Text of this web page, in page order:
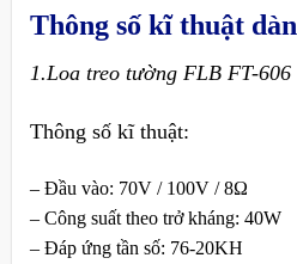
Thông số kĩ thuật
1.Loa treo tường FLB FT-606
Thông số kĩ thuật:
– Đầu vào: 70V / 100V / 8Ω
– Công suất theo trở kháng: 40W
– Đáp ứng tần số: 76-20KH